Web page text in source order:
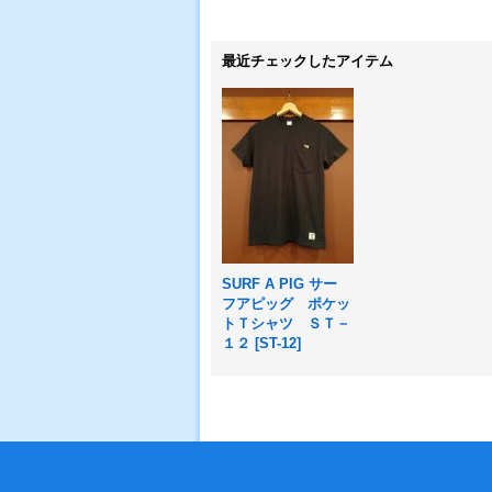
最近チェックしたアイテム
SURF A PIG サー
フアピッグ ポケッ
トＴシャツ ＳＴ－
１２ [ST-12]